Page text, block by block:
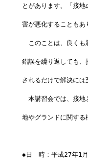
とがあります。「接
害が悪化することもあ
このことは、良くも
錯誤を繰り返しても
されるだけで解決には
本講習会では、接地
地やグランドに関する
◆日　時：平成27年